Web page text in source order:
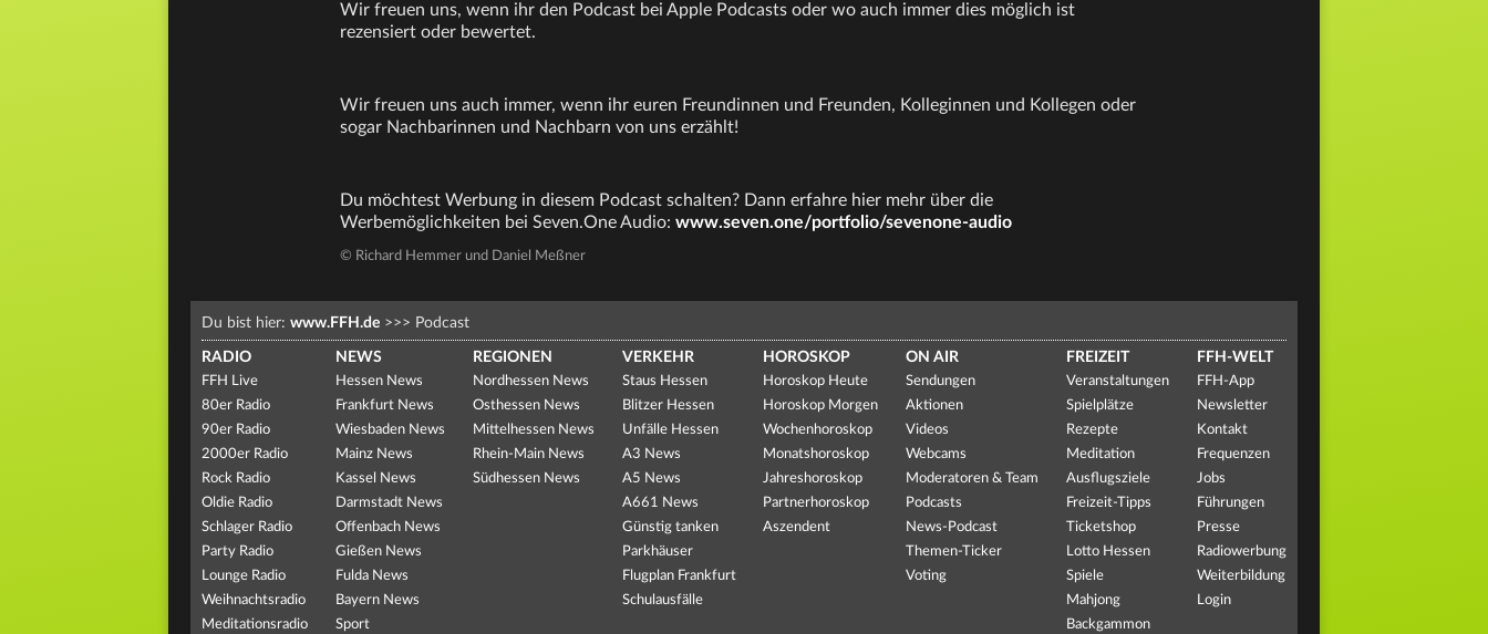
Wir freuen uns, wenn ihr den Podcast bei Apple Podcasts oder wo auch immer dies möglich ist
rezensiert oder bewertet.
Wir freuen uns auch immer, wenn ihr euren Freundinnen und Freunden, Kolleginnen und Kollegen oder
sogar Nachbarinnen und Nachbarn von uns erzählt!
Du möchtest Werbung in diesem Podcast schalten? Dann erfahre hier mehr über die
Werbemöglichkeiten bei Seven.One Audio: www.seven.one/portfolio/sevenone-audio
© Richard Hemmer und Daniel Meßner
Du bist hier: www.FFH.de >>> Podcast
RADIO
FFH Live
80er Radio
90er Radio
2000er Radio
Rock Radio
Oldie Radio
Schlager Radio
Party Radio
Lounge Radio
Weihnachtsradio
Meditationsradio
NEWS
Hessen News
Frankfurt News
Wiesbaden News
Mainz News
Kassel News
Darmstadt News
Offenbach News
Gießen News
Fulda News
Bayern News
Sport
REGIONEN
Nordhessen News
Osthessen News
Mittelhessen News
Rhein-Main News
Südhessen News
VERKEHR
Staus Hessen
Blitzer Hessen
Unfälle Hessen
A3 News
A5 News
A661 News
Günstig tanken
Parkhäuser
Flugplan Frankfurt
Schulausfälle
HOROSKOP
Horoskop Heute
Horoskop Morgen
Wochenhoroskop
Monatshoroskop
Jahreshoroskop
Partnerhoroskop
Aszendent
ON AIR
Sendungen
Aktionen
Videos
Webcams
Moderatoren & Team
Podcasts
News-Podcast
Themen-Ticker
Voting
FREIZEIT
Veranstaltungen
Spielplätze
Rezepte
Meditation
Ausflugsziele
Freizeit-Tipps
Ticketshop
Lotto Hessen
Spiele
Mahjong
Backgammon
FFH-WELT
FFH-App
Newsletter
Kontakt
Frequenzen
Jobs
Führungen
Presse
Radiowerbung
Weiterbildung
Login